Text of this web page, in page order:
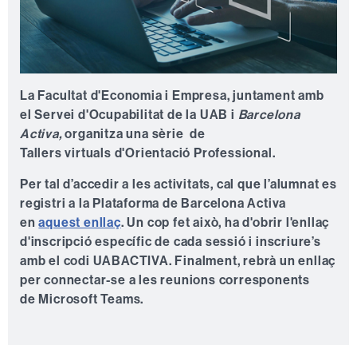
La Facultat d'Economia i Empresa, juntament amb
el Servei d'Ocupabilitat de la UAB i Barcelona
Activa,organitza una sèrie de
Tallers virtuals d'Orientació Professional.
Per tal d’accedir a les activitats, cal que l’alumnat es
registri a la Plataforma de Barcelona Activa
enaquest enllaç. Un cop fet això, ha d'obrir l'enllaç
d'inscripció específic de cada sessió i inscriure’s
amb el codi UABACTIVA. Finalment, rebrà un enllaç
per connectar-se a les reunions corresponents
de Microsoft Teams.